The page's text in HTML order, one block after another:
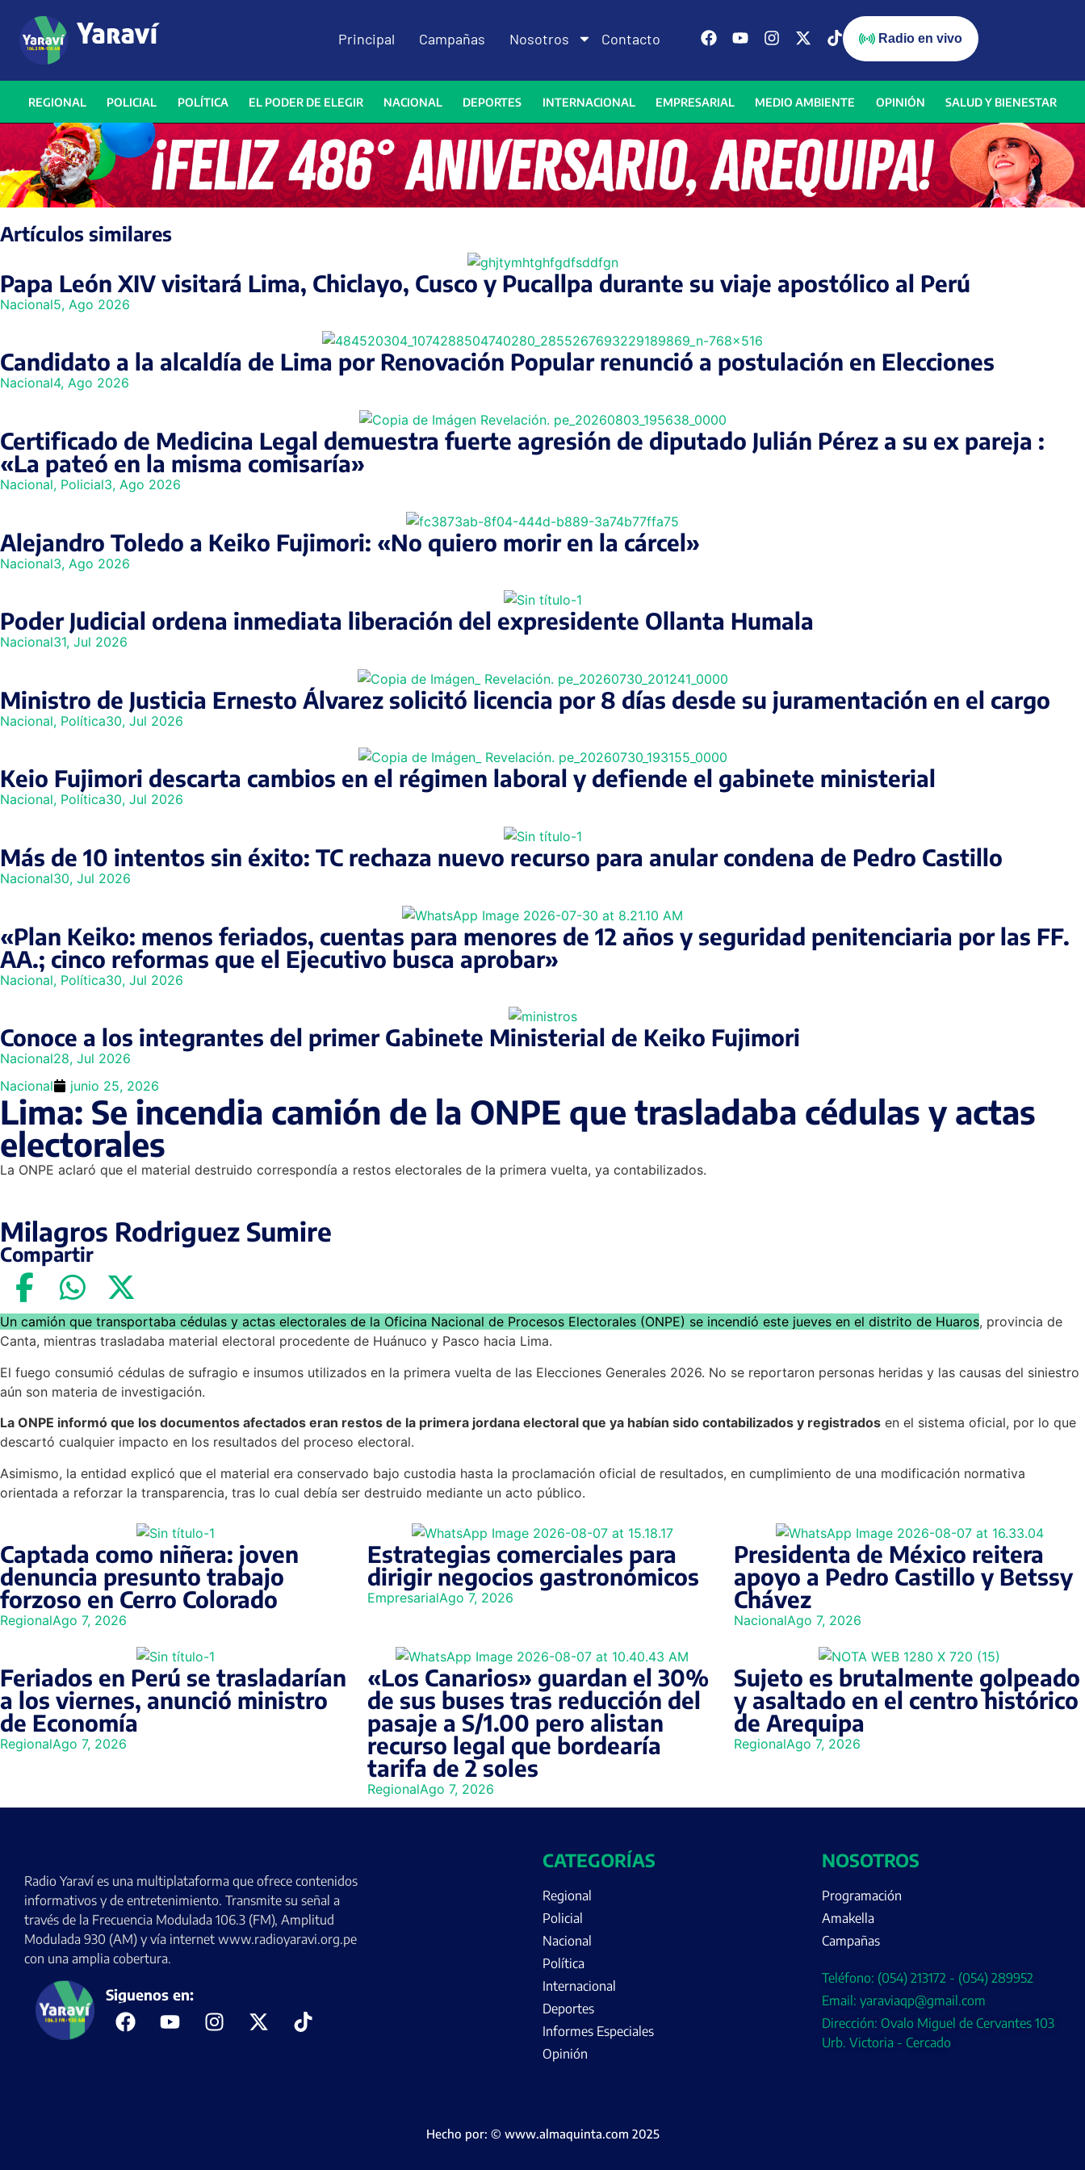
Principal Campañas Nosotros Contacto Radio en vivo
REGIONAL POLICIAL POLÍTICA EL PODER DE ELEGIR NACIONAL DEPORTES INTERNACIONAL EMPRESARIAL MEDIO AMBIENTE OPINIÓN SALUD Y BIENESTAR
Artículos similares
Papa León XIV visitará Lima, Chiclayo, Cusco y Pucallpa durante su viaje apostólico al Perú
Nacional5, Ago 2026
Candidato a la alcaldía de Lima por Renovación Popular renunció a postulación en Elecciones
Nacional4, Ago 2026
Certificado de Medicina Legal demuestra fuerte agresión de diputado Julián Pérez a su ex pareja :
«La pateó en la misma comisaría»
Nacional, Policial3, Ago 2026
Alejandro Toledo a Keiko Fujimori: «No quiero morir en la cárcel»
Nacional3, Ago 2026
Poder Judicial ordena inmediata liberación del expresidente Ollanta Humala
Nacional31, Jul 2026
Ministro de Justicia Ernesto Álvarez solicitó licencia por 8 días desde su juramentación en el cargo
Nacional, Política30, Jul 2026
Keio Fujimori descarta cambios en el régimen laboral y defiende el gabinete ministerial
Nacional, Política30, Jul 2026
Más de 10 intentos sin éxito: TC rechaza nuevo recurso para anular condena de Pedro Castillo
Nacional30, Jul 2026
«Plan Keiko: menos feriados, cuentas para menores de 12 años y seguridad penitenciaria por las FF.
AA.; cinco reformas que el Ejecutivo busca aprobar»
Nacional, Política30, Jul 2026
Conoce a los integrantes del primer Gabinete Ministerial de Keiko Fujimori
Nacional28, Jul 2026
Nacional
junio 25, 2026
Lima: Se incendia camión de la ONPE que trasladaba cédulas y actas
electorales
La ONPE aclaró que el material destruido correspondía a restos electorales de la primera vuelta, ya contabilizados.
Milagros Rodriguez Sumire
Compartir
Un camión que transportaba cédulas y actas electorales de la Oficina Nacional de Procesos Electorales (ONPE) se incendió este jueves en el distrito de Huaros, provincia de
Canta, mientras trasladaba material electoral procedente de Huánuco y Pasco hacia Lima.
El fuego consumió cédulas de sufragio e insumos utilizados en la primera vuelta de las Elecciones Generales 2026. No se reportaron personas heridas y las causas del siniestro
aún son materia de investigación.
La ONPE informó que los documentos afectados eran restos de la primera jordana electoral que ya habían sido contabilizados y registrados en el sistema oficial, por lo que
descartó cualquier impacto en los resultados del proceso electoral.
Asimismo, la entidad explicó que el material era conservado bajo custodia hasta la proclamación oficial de resultados, en cumplimiento de una modificación normativa
orientada a reforzar la transparencia, tras lo cual debía ser destruido mediante un acto público.
Captada como niñera: joven
denuncia presunto trabajo
forzoso en Cerro Colorado
RegionalAgo 7, 2026
Estrategias comerciales para
dirigir negocios gastronómicos
EmpresarialAgo 7, 2026
Presidenta de México reitera
apoyo a Pedro Castillo y Betssy
Chávez
NacionalAgo 7, 2026
Feriados en Perú se trasladarían
a los viernes, anunció ministro
de Economía
RegionalAgo 7, 2026
«Los Canarios» guardan el 30%
de sus buses tras reducción del
pasaje a S/1.00 pero alistan
recurso legal que bordearía
tarifa de 2 soles
RegionalAgo 7, 2026
Sujeto es brutalmente golpeado
y asaltado en el centro histórico
de Arequipa
RegionalAgo 7, 2026
Radio Yaraví es una multiplataforma que ofrece contenidos
informativos y de entretenimiento. Transmite su señal a
través de la Frecuencia Modulada 106.3 (FM), Amplitud
Modulada 930 (AM) y vía internet www.radioyaravi.org.pe
con una amplia cobertura.
Siguenos en:
CATEGORÍAS
Regional
Policial
Nacional
Política
Internacional
Deportes
Informes Especiales
Opinión
NOSOTROS
Programación
Amakella
Campañas
Teléfono: (054) 213172 - (054) 289952
Email: yaraviaqp@gmail.com
Dirección: Ovalo Miguel de Cervantes 103
Urb. Victoria - Cercado
Hecho por: © www.almaquinta.com 2025